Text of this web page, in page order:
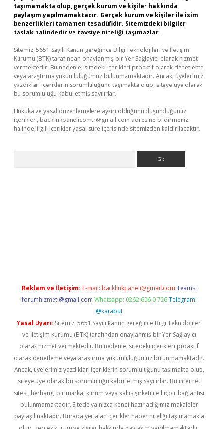
taşımamakta olup, gerçek kurum ve kişiler hakkında
paylaşım yapılmamaktadır. Gerçek kurum ve kişiler ile isim
benzerlikleri tamamen tesadüfidir. Sitemizdeki bilgiler
taslak halindedir ve tavsiye niteliği taşımazlar.
Sitemiz, 5651 Sayılı Kanun gereğince Bilgi Teknolojileri ve İletişim
Kurumu (BTK) tarafından onaylanmış bir Yer Sağlayıcı olarak hizmet
vermektedir. Bu nedenle, sitedeki içerikleri proaktif olarak denetleme
veya araştırma yükümlülüğümüz bulunmamaktadır. Ancak, üyelerimiz
yazdıkları içeriklerin sorumluluğunu taşımakta olup, siteye üye olarak
bu sorumluluğu kabul etmiş sayılırlar.
Hukuka ve yasal düzenlemelere aykırı olduğunu düşündüğünüz
içerikleri, backlinkpanelicomtr@gmail.com adresine bildirmeniz
halinde, ilgili içerikler yasal süre içerisinde sitemizden kaldırılacaktır.
Reklam ve İletişim: E-mail: backlinkpaneli@gmail.com Teams:
forumhizmeti@gmail.com Whatsapp: 0262 606 0 726 Telegram:
@karabul
Yasal Uyarı: Sitemiz, 5651 Sayılı Kanun gereğince Bilgi Teknolojileri
ve İletişim Kurumu (BTK) tarafından onaylanmış bir Yer Sağlayıcı
olarak hizmet vermektedir. Bu nedenle, sitedeki içerikleri proaktif
olarak denetleme veya araştırma yükümlülüğümüz bulunmamaktadır.
Ancak, üyelerimiz yazdıkları içeriklerin sorumluluğunu taşımakta olup,
siteye üye olarak bu sorumluluğu kabul etmiş sayılırlar. Bu internet
sitesi, herhangi bir marka, kurum veya şahıs şirketi ile hiçbir bağlantısı
bulunmamaktadır. Sitede yalnızca kendi hazırladığımız makaleler
paylaşılmaktadır. Burada yer alan içerikler haber niteliği taşımamakta